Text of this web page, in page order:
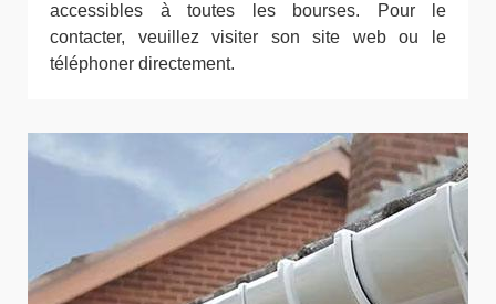
accessibles à toutes les bourses. Pour le
contacter, veuillez visiter son site web ou le
téléphoner directement.